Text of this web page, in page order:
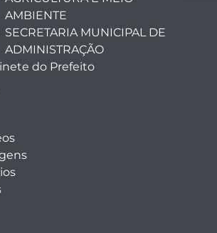
AMBIENTE
SECRETARIA MUNICIPAL DE
ADMINISTRAÇÃO
do Prefeito